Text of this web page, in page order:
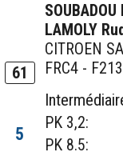
61
LAMOLY
CITROEN
FRC4 - F213
5
PK 3,2:
PK 8.5: